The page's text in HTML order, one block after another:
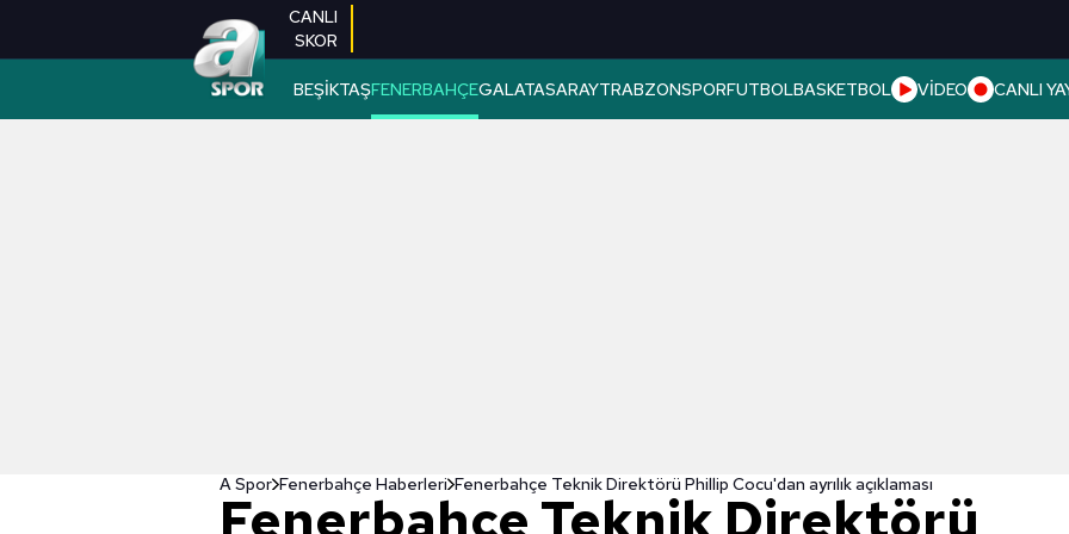
CANLI
SKOR
BEŞİKTAŞFENERBAHÇEGALATASARAYTRABZONSPORFUTBOLBASKETBOL VİDEO CANLI
A Spor Fenerbahçe Haberleri Fenerbahçe Teknik Direktörü Phillip Cocu'dan ayrılık açıklaması
Fenerbahçe Teknik Direktörü